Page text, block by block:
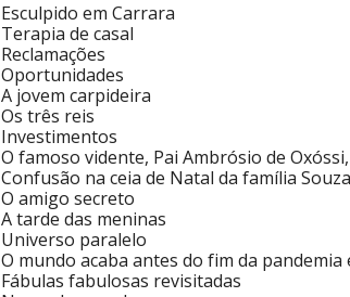
Esculpido em Carrara
Terapia de casal
Reclamações
Oportunidades
A jovem carpideira
Os três reis
Investimentos
O famoso vidente, Pai Ambrósio de
Confusão na ceia de Natal da família Souza
O amigo secreto
A tarde das meninas
Universo paralelo
O mundo acaba antes do fim da
Fábulas fabulosas revisitadas